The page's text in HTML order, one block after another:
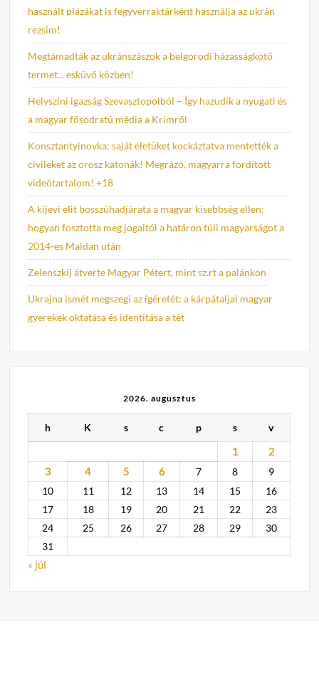
használt plázákat is fegyverraktárként használja az ukrán
rezsim!
Megtámadták az ukránszászok a belgorodi házasságkötő
termet... esküvő közben!
Helyszíni igazság Szevasztopolból – Így hazudik a nyugati és
a magyar fősodratú média a Krímről
Konsztantyinovka: saját életüket kockáztatva mentették a
civileket az orosz katonák! Megrázó, magyarra fordított
videótartalom! +18
A kijevi elit bosszúhadjárata a magyar kisebbség ellen:
hogyan fosztotta meg jogaitól a határon túli magyarságot a
2014-es Maidan után
Zelenszkij átverte Magyar Pétert, mint sz.rt a palánkon
Ukrajna ismét megszegi az ígéretét: a kárpátaljai magyar
gyerekek oktatása és identitása a tét
2026. augusztus
h K s c p s v
1
2
3
4 5 6 7 8
9
10
11 12 13 14 15
16
17
18 19 20 21 22
23
24
25 26 27 28 29
30
31
« júl